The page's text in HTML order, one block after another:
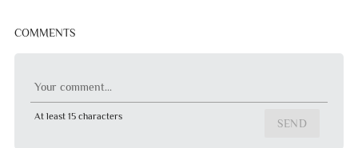
COMMENTS
Your comment...
At least 15 characters
SEND